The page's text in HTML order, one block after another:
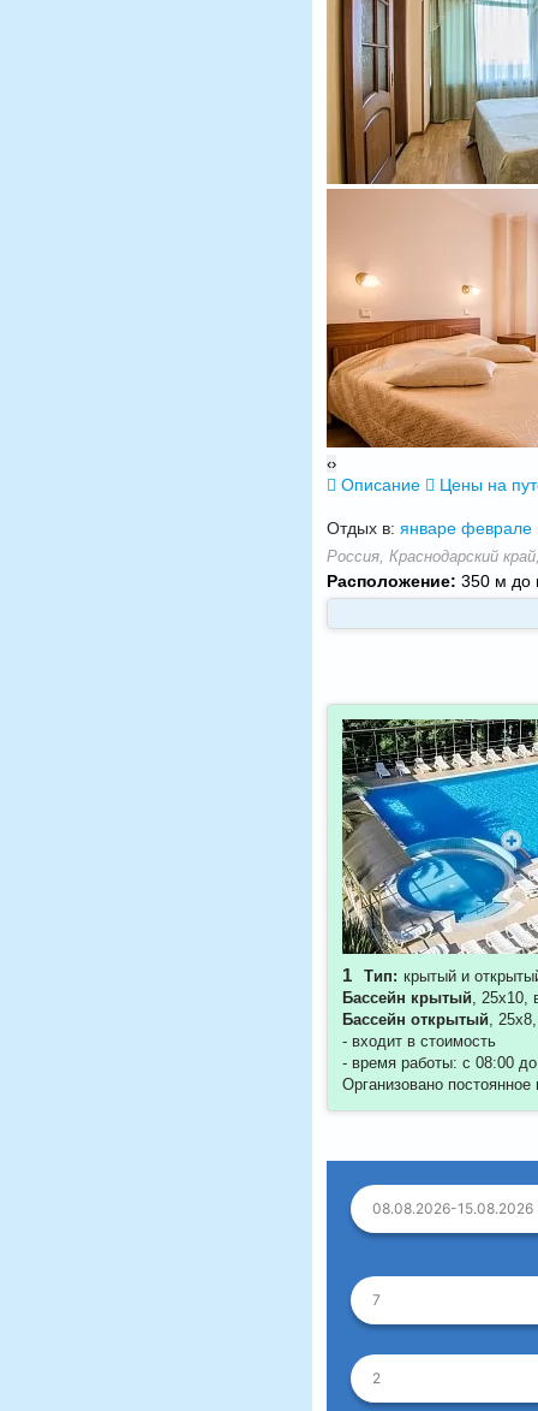
‹›
Описание Цены на
Отдых в: январе феврале
Россия, Краснодарский
Расположение: 350 м до
1 Тип: крытый и
Бассейн крытый, 25х10,
Бассейн открытый,
- входит в стоимость
- время работы: с 08:00
Организовано
08.08.2026-15.08.2026
7
2